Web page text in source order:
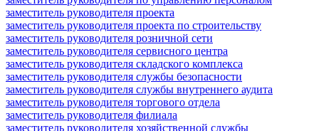
заместитель руководителя проекта
заместитель руководителя проекта по строительству
заместитель руководителя розничной сети
заместитель руководителя сервисного центра
заместитель руководителя складского комплекса
заместитель руководителя службы безопасности
заместитель руководителя службы внутреннего аудита
заместитель руководителя торгового отдела
заместитель руководителя филиала
заместитель руководителя хозяйственной службы